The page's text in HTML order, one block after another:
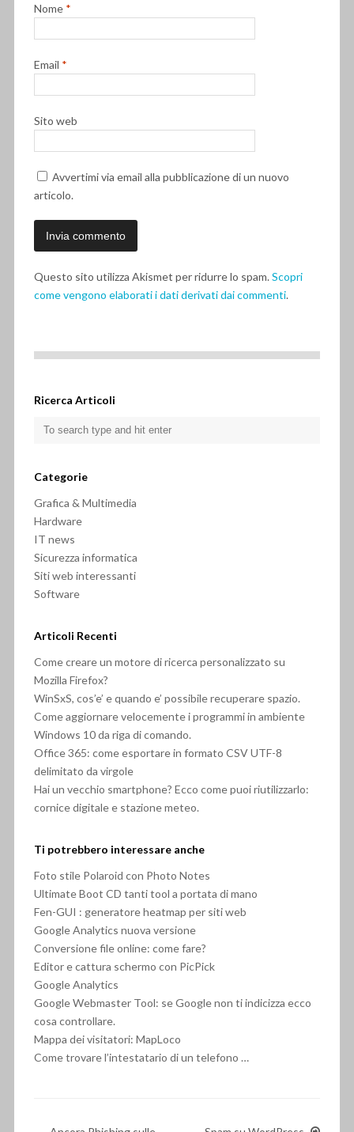
Nome *
Email *
Sito web
Avvertimi via email alla pubblicazione di un nuovo
articolo.
Questo sito utilizza Akismet per ridurre lo spam.Scopri
come vengono elaborati i dati derivati dai commenti.
Ricerca Articoli
Categorie
Grafica & Multimedia
Hardware
IT news
Sicurezza informatica
Siti web interessanti
Software
Articoli Recenti
Come creare un motore di ricerca personalizzato su
Mozilla Firefox?
WinSxS, cos’e’ e quando e’ possibile recuperare spazio.
Come aggiornare velocemente i programmi in ambiente
Windows 10 da riga di comando.
Office 365: come esportare in formato CSV UTF-8
delimitato da virgole
Hai un vecchio smartphone? Ecco come puoi riutilizzarlo:
cornice digitale e stazione meteo.
Ti potrebbero interessare anche
Foto stile Polaroid con Photo Notes
Ultimate Boot CD tanti tool a portata di mano
Fen-GUI : generatore heatmap per siti web
Google Analytics nuova versione
Conversione file online: come fare?
Editor e cattura schermo con PicPick
Google Analytics
Google Webmaster Tool: se Google non ti indicizza ecco
cosa controllare.
Mappa dei visitatori: MapLoco
Come trovare l’intestatario di un telefono …